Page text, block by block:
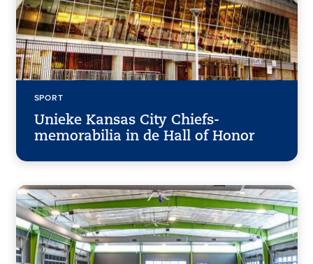
SPORT
Unieke Kansas City Chiefs-
memorabilia in de Hall of Honor